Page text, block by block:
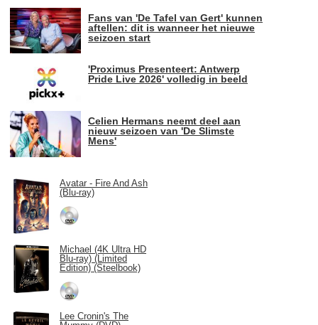
Fans van 'De Tafel van Gert' kunnen
aftellen: dit is wanneer het nieuwe
seizoen start
'Proximus Presenteert: Antwerp
Pride Live 2026' volledig in beeld
Celien Hermans neemt deel aan
nieuw seizoen van 'De Slimste
Mens'
Avatar - Fire And Ash
(Blu-ray)
Michael (4K Ultra HD
Blu-ray) (Limited
Edition) (Steelbook)
Lee Cronin's The